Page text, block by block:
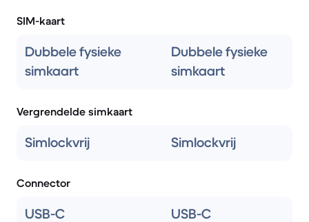
SIM-kaart
Dubbele fysieke
simkaart
Dubbele fysieke
simkaart
Vergrendelde simkaart
Simlockvrij Simlockvrij
Connector
USB-C USB-C